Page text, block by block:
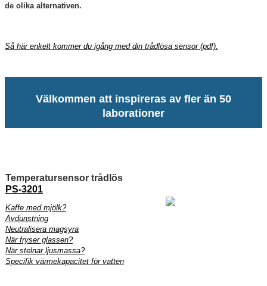
de olika alternativen.
Så här enkelt kommer du igång med din trådlösa sensor (pdf).
Välkommen att inspireras av fler än 50
laborationer
Temperatursensor trådlös
PS-3201
Kaffe med mjölk?
Avdunstning
Neutralisera magsyra
När fryser glassen?
När stelnar ljusmassa?
Specifik värmekapacitet för vatten